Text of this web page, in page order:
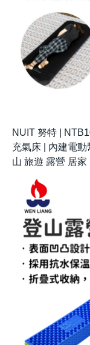
NUIT 努特 |
充氣床 | 內建電
山 旅遊 露營 居家